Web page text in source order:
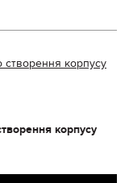
корпусу